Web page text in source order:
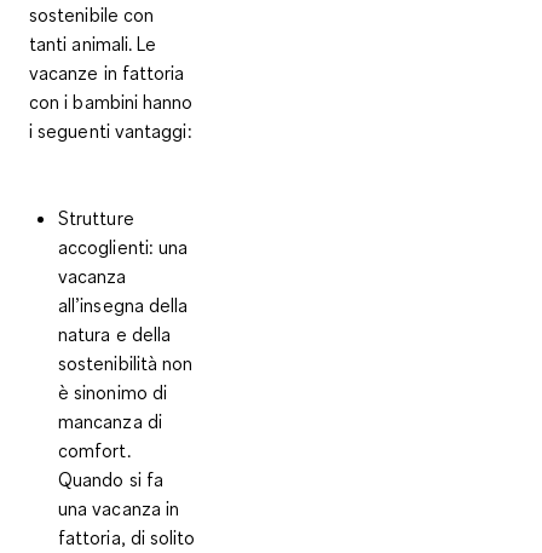
sostenibile con
tanti animali. Le
vacanze in fattoria
con i bambini hanno
i seguenti vantaggi:
Strutture
accoglienti:una
vacanza
all’insegna della
natura e della
sostenibilità non
è sinonimo di
mancanza di
comfort.
Quando si fa
una vacanza in
fattoria, di solito